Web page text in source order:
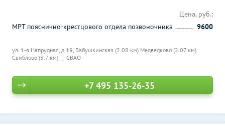
ул. 1-я Напрудная, д.19, Бабушкинская (2.08 км) Медведково (2.07 км)
Свиблово (3.7 км)
СВАО
Цена, руб.:
МРТ пояснично-крестцового отдела позвоночника
9600
+7 495 135-26-35